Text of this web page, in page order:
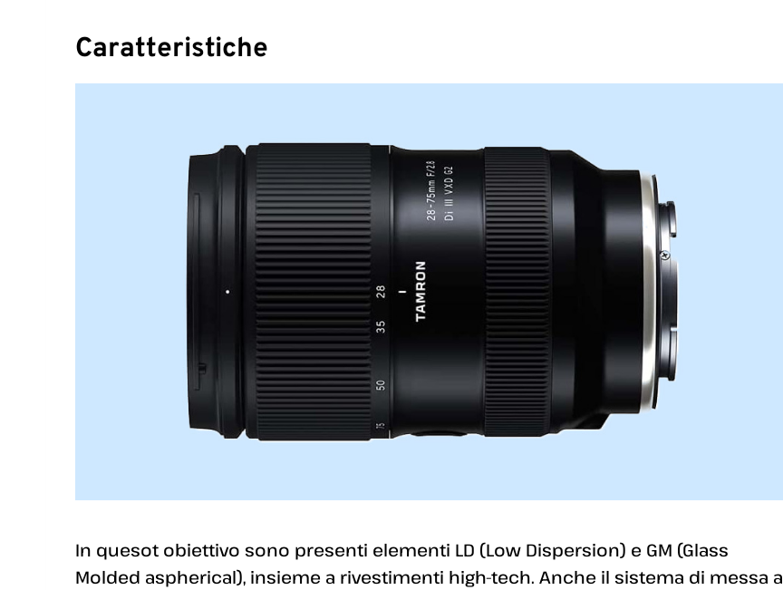
Caratteristiche
In quesot obiettivo sono presenti elementi LD (Low Dispersion) e GM (Glass
Molded aspherical), insieme a rivestimenti high-tech. Anche il sistema di messa a